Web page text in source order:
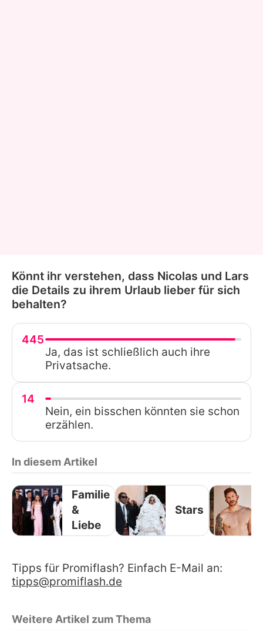
Könnt ihr verstehen, dass Nicolas und Lars
die Details zu ihrem Urlaub lieber für sich
behalten?
445
Ja, das ist schließlich auch ihre
Privatsache.
14
Nein, ein bisschen könnten sie schon
erzählen.
In diesem Artikel
Familie
&
Liebe
Stars
Tipps für Promiflash? Einfach E-Mail an:
tipps@promiflash.de
Weitere Artikel zum Thema